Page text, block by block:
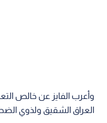
وأعرب الفايز عن خالص
العراق الشقيق ولذوي